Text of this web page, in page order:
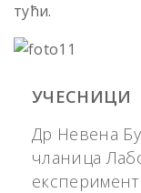
тући.
УЧЕСНИЦИ
Др Невена
чланица